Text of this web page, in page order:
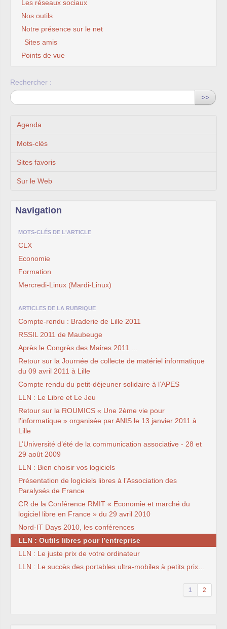
Les réseaux sociaux
Nos outils
Notre présence sur le net
Sites amis
Points de vue
Rechercher :
>>
Agenda
Mots-clés
Sites favoris
Sur le Web
Navigation
MOTS-CLÉS DE L'ARTICLE
CLX
Economie
Formation
Mercredi-Linux (Mardi-Linux)
ARTICLES DE LA RUBRIQUE
Compte-rendu : Braderie de Lille 2011
RSSIL 2011 de Maubeuge
Après le Congrès des Maires 2011 ...
Retour sur la Journée de collecte de matériel informatique
du 09 avril 2011 à Lille
Compte rendu du petit-déjeuner solidaire à l’APES
LLN : Le Libre et Le Jeu
Retour sur la ROUMICS « Une 2ème vie pour
l’informatique » organisée par ANIS le 13 janvier 2011 à
Lille
L’Université d’été de la communication associative - 28 et
29 août 2009
LLN : Bien choisir vos logiciels
Présentation de logiciels libres à l’Association des
Paralysés de France
CR de la Conférence RMIT « Economie et marché du
logiciel libre en France » du 29 avril 2010
Nord-IT Days 2010, les conférences
LLN : Outils libres pour l’entreprise
LLN : Le juste prix de votre ordinateur
LLN : Le succès des portables ultra-mobiles à petits prix…
1 2